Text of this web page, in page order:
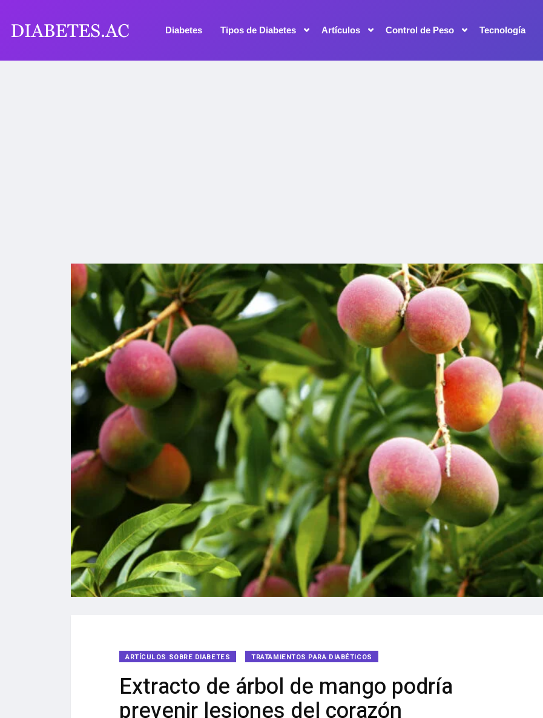
Diabetes Tipos de Diabetes Artículos Control de Peso Tecnología
ARTÍCULOS SOBRE DIABETES TRATAMIENTOS PARA DIABÉTICOS
Extracto de árbol de mango podría
prevenir lesiones del corazón